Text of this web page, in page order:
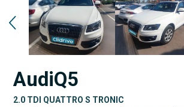
AudiQ5
2.0 TDI QUATTRO S TRONIC